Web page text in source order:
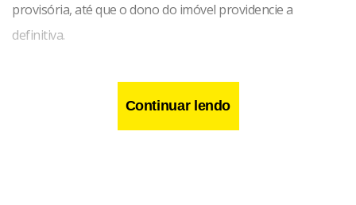
provisória, até que o dono do imóvel providencie a
definitiva.
Continuar lendo